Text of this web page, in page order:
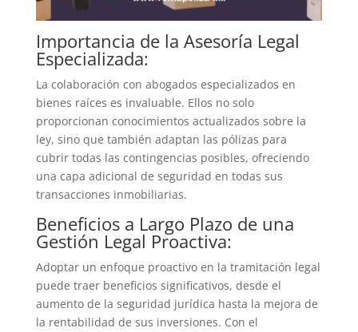
Importancia de la Asesoría Legal
Especializada:
La colaboración con abogados especializados en
bienes raíces es invaluable. Ellos no solo
proporcionan conocimientos actualizados sobre la
ley, sino que también adaptan las pólizas para
cubrir todas las contingencias posibles, ofreciendo
una capa adicional de seguridad en todas sus
transacciones inmobiliarias.
Beneficios a Largo Plazo de una
Gestión Legal Proactiva:
Adoptar un enfoque proactivo en la tramitación legal
puede traer beneficios significativos, desde el
aumento de la seguridad jurídica hasta la mejora de
la rentabilidad de sus inversiones. Con el